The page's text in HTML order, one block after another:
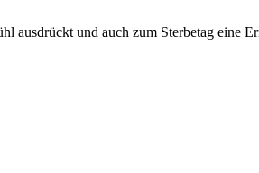
ausdrückt und auch zum Sterbetag eine